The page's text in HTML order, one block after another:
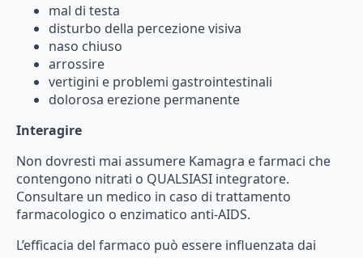
mal di testa
disturbo della percezionevisiva
naso chiuso
arrossire
vertigini e problemi gastrointestinali
dolorosa erezione permanente
Interagire
Non dovresti mai assumere Kamagra efarmaci che
contengono nitrati o QUALSIASI integratore.
Consultare un medico in caso di trattamento
farmacologico o enzimatico anti-AIDS.
L’efficacia del farmaco può essere influenzata dai